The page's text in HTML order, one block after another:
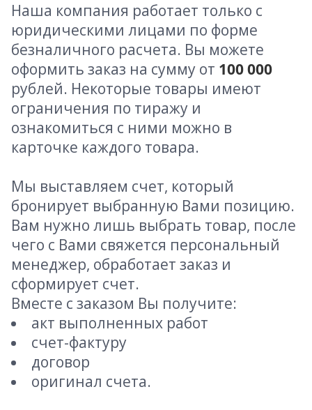
Наша компания работает только с
юридическими лицами по форме
безналичного расчета. Вы можете
оформить заказ на сумму от 100 000
рублей. Некоторые товары имеют
ограничения по тиражу и
ознакомиться с ними можно в
карточке каждого товара.
Мы выставляем счет, который
бронирует выбранную Вами позицию.
Вам нужно лишь выбрать товар, после
чего с Вами свяжется персональный
менеджер, обработает заказ и
сформирует счет.
Вместе с заказом Вы получите:
акт выполненных работ
счет-фактуру
договор
оригинал счета.